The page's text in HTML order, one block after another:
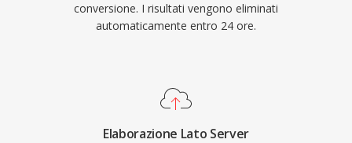
conversione. I risultati vengono eliminati
automaticamente entro 24 ore.
Elaborazione Lato Server